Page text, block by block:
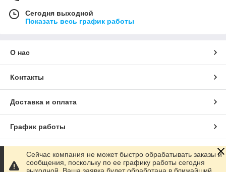
Сегодня выходной
Показать весь график работы
О нас
Контакты
Доставка и оплата
График работы
Полная версия сайта
Сейчас компания не может быстро обрабатывать заказы и
сообщения, поскольку по ее графику работы сегодня